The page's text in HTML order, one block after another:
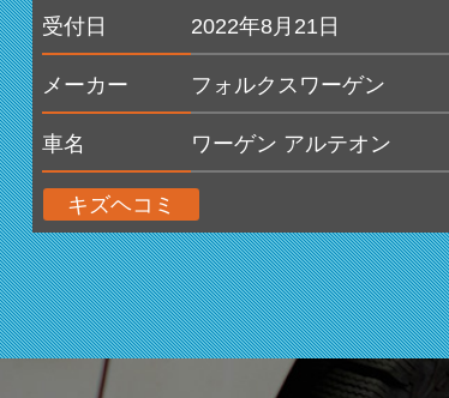
受付日 2022年8月21日
メーカー フォルクスワーゲン
車名 ワーゲン アルテオン
キズヘコミ